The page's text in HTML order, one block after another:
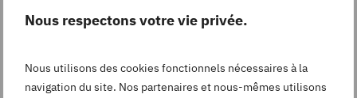
Nous respectons votre vie privée.
Nous utilisons des cookies fonctionnels nécessaires à la
navigation du site. Nos partenaires et nous-mêmes utilisons
Vitamine B9 12,60 µg